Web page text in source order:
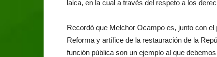
laica, en la cual a través del respeto a los
Recordó que Melchor Ocampo es, junto con
Reforma y artífice de la restauración de la
función pública son un ejemplo al que